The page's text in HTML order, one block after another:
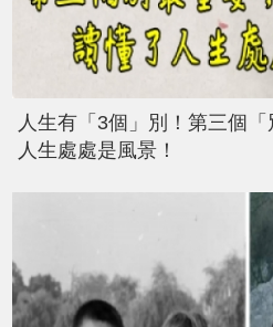
人生有「3個」別！第三個「
人生處處是風景！